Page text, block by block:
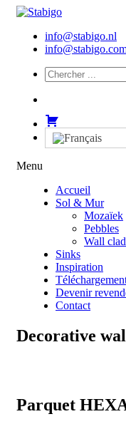
info@stabigo.nl
Menu
Accueil
Sol & Mur
Mozaïek
Pebbles
Wall
Sinks
Inspiration
Devenir
Contact
Decorative
Parquet